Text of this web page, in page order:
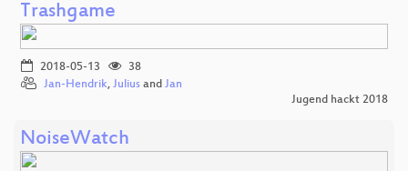
Trashgame
2018-05-13
38
Jan-Hendrik, Julius and Jan
Jugend hackt 2018
NoiseWatch